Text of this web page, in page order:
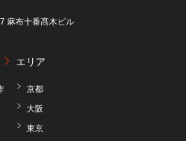
麻布十番髙木ビル
エリア
京都
大阪
東京